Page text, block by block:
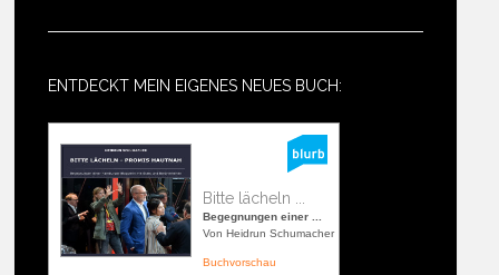
ENTDECKT MEIN EIGENES NEUES BUCH:
Bitte lächeln ...
Begegnungen einer ...
Von Heidrun Schumacher
Buchvorschau